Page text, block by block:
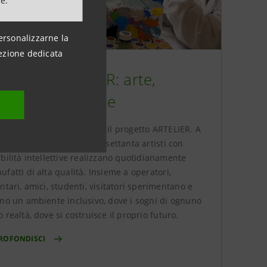
la
dedicata
ARTELIER: arte,
e inclusione
Div.ergo racconta il progetto ARTELIER. A
e a Santeramo in Colle, settanta artisti con
intellettive realizzano quotidianamente
di alta qualità. Insieme a operatori,
amici, studenti, visitatori sperimentano e
un ambiente inclusivo, dove i sogni di ognuno
realtà, dove si costruisce il proprio futuro.